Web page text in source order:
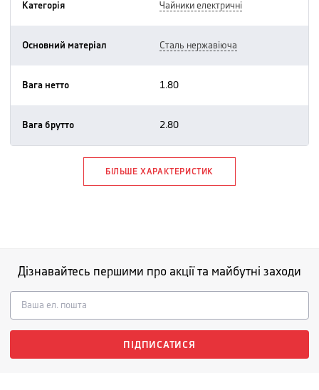
Категорія чайники електричні
Основний матеріал сталь нержавіюча
Вага нетто 1.80
Вага брутто 2.80
БІЛЬШЕ ХАРАКТЕРИСТИК
Дізнавайтесь першими про акції та майбутні заходи
ПІДПИСАТИСЯ